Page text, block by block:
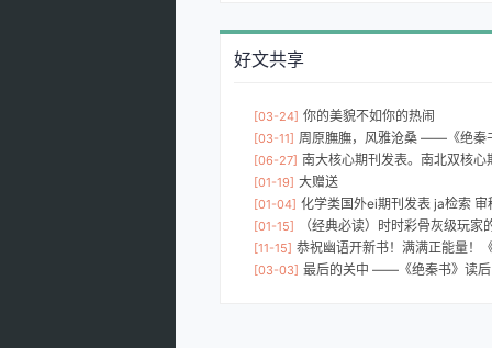
好文共享
[03-24] 你的美貌不如你的热闹
[03-11] 周原膴膴，风雅沧桑 ——《绝秦
[06-27] 南大核心期刊发表。南北双核心期刊论文写
[01-19] 大赠送
[01-04] 化学类国外ei期刊发表 ja检索 审稿
[01-15] （经典必读）时时彩骨灰级玩家
[11-15] 恭祝幽语开新书！满满正能量！《善
[03-03] 最后的关中 ——《绝秦书》读后